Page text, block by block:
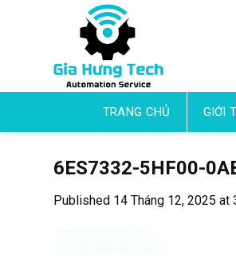
TRANG CHỦ GIỚI
6ES7332-5HF00-
Published 14 Tháng 12, 2025 at